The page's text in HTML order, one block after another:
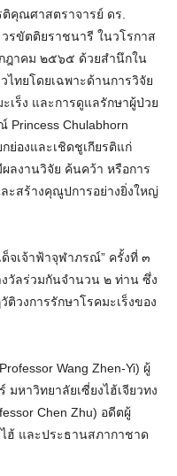
ติคุณศาสตราจารย์ ดร.
รขัตติยราชนารี ในวโรกาส
ฎาคม ๒๕๖๕ ด้วยสำนึกใน
ทยโดยเฉพาะด้านการวิจัย
เร็ง และการดูแลรักษาผู้ป่วย
Princess Chulabhorn
ย่องและเชิดชูเกียรติแก่
ลงานวิจัย ค้นคว้า หรือการ
ะสร้างคุณูปการอย่างยิ่งใหญ่
จเจ้าฟ้าจุฬาภรณ์” ครั้งที่ ๓
วัลร่วมกันจำนวน ๒ ท่าน ซึ่ง
วงการรักษาโรคมะเร็งของ
Wang Zhen-Yi) ผู้
หาวิทยาลัยเซี่ยงไฮ้เจียวทง
Chen Zhu) อดีตผู้
ฮ้ และประธานสภากาชาด